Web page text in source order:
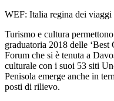
WEF: Italia regina dei viaggi
Turismo e cultura
graduatoria 2018 delle
Forum che si è tenuta a
culturale con i suoi 53 siti
Penisola emerge anche in
posti di rilievo.